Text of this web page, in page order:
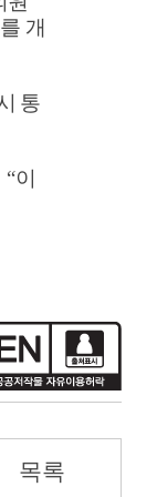
를 개
통
“이
목록